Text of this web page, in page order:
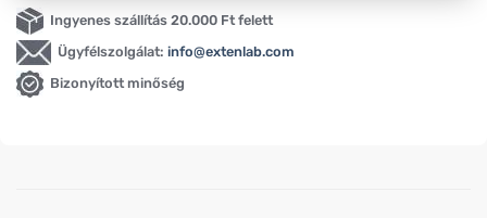
Ingyenes szállítás 20.000 Ft felett
Ügyfélszolgálat: info@extenlab.com
Bizonyított minőség